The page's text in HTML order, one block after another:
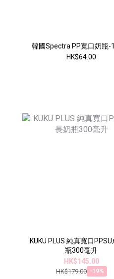
韓國Spectra PP寬口奶瓶-
HK$64.00
KUKU PLUS 純真寬口
瓶300毫升
HK$145.00
HK$179.00 -19%